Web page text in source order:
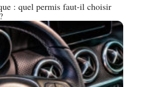
: quel permis faut-il choisir